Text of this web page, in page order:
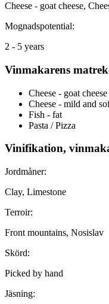
Cheese - goat cheese,
Mognadspotential:
2 - 5 years
Vinmakarens
Cheese - goat cheese
Cheese - mild and
Fish - fat
Pasta / Pizza
Vinifikation,
Jordmåner:
Clay, Limestone
Terroir:
Front mountains, Nosislav
Skörd:
Picked by hand
Jäsning: